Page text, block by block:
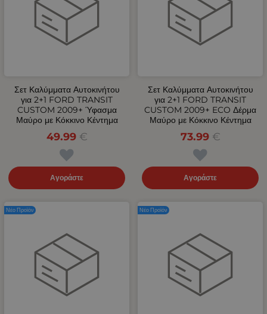
Σετ Καλύμματα Αυτοκινήτου
για 2+1 FORD TRANSIT
CUSTOM 2009+ Ύφασμα
Μαύρο με Κόκκινο Κέντημα
49.99 €
Αγοράστε
Σετ Καλύμματα Αυτοκινήτου
για 2+1 FORD TRANSIT
CUSTOM 2009+ ECO Δέρμα
Μαύρο με Κόκκινο Κέντημα
73.99 €
Αγοράστε
Νέο Προϊόν Νέο Προϊόν